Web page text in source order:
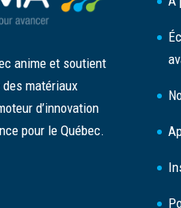
anime et soutient
des matériaux
d’innovation
pour le Québec.